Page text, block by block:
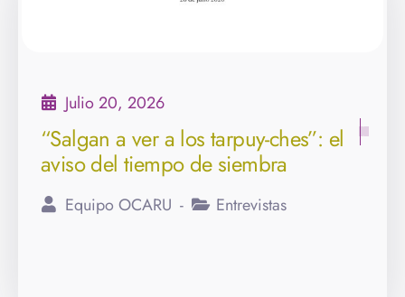
Julio 20, 2026
“Salgan a ver a los tarpuy-ches”: el
aviso del tiempo de siembra
Equipo OCARU Entrevistas